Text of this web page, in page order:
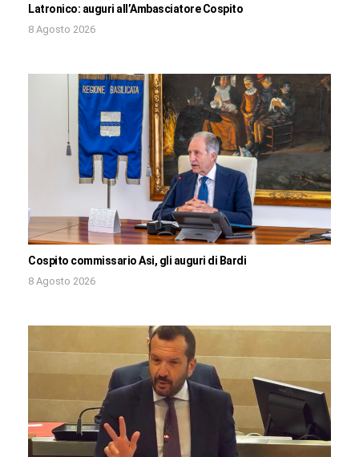
Latronico: auguri all’Ambasciatore Cospito
8 Agosto 2026
Cospito commissario Asi, gli auguri di Bardi
8 Agosto 2026